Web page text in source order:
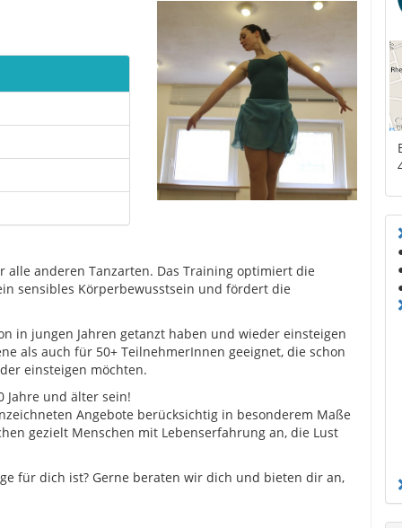
alle anderen Tanzarten. Das Training optimiert die
sensibles Körperbewusstsein und fördert die
in jungen Jahren getanzt haben und wieder einsteigen
als auch für 50+ TeilnehmerInnen geeignet, die schon
einsteigen möchten.
Jahre und älter sein!
Angebote berücksichtig in besonderem Maße
gezielt Menschen mit Lebenserfahrung an, die Lust
für dich ist? Gerne beraten wir dich und bieten dir an,